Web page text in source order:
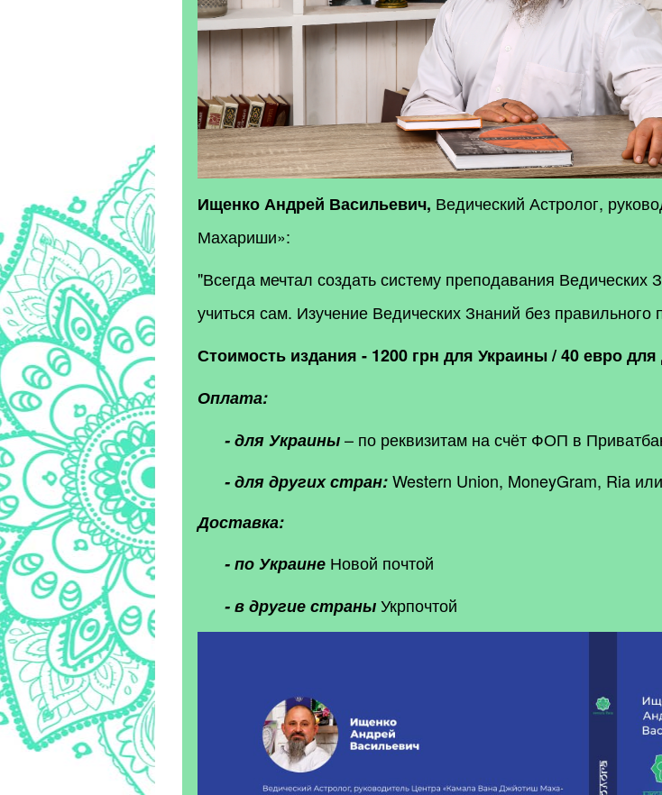
Ищенко Андрей Васильевич, Ведический Астролог,
Махариши»:
"Всегда мечтал создать систему преподавания
учиться сам. Изучение Ведических Знаний без
Стоимость издания - 1200 грн для Украины / 40 евро для
Оплата:
- для Украины– по реквизитам на счёт ФОП в
- для других стран:Western Union, MoneyGram, Ria
Доставка:
- по Украине Новой почтой
- в другие страныУкрпочтой